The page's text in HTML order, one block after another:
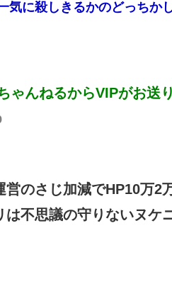
気に殺しきるかのどっちか
ゃんねるからVIPがお送
営のさじ加減でHP10万2
は不思議の守りないヌケ